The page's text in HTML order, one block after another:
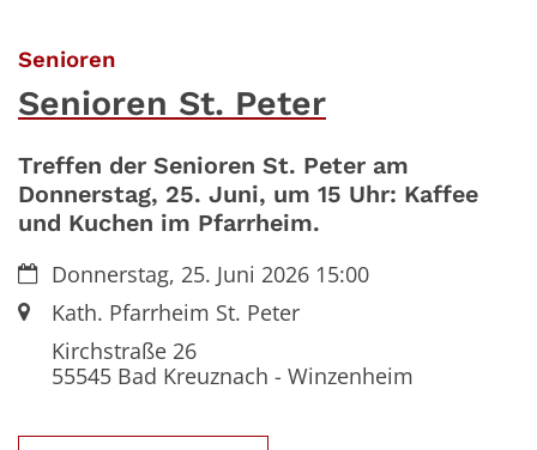
Senioren
Senioren St. Peter
Treffen der Senioren St. Peter am
Donnerstag, 25. Juni, um 15 Uhr: Kaffee
und Kuchen im Pfarrheim.
Datum:Donnerstag, 25. Juni 2026 15:00
Ort:Kath. Pfarrheim St. Peter
Kirchstraße 26
55545Bad Kreuznach - Winzenheim